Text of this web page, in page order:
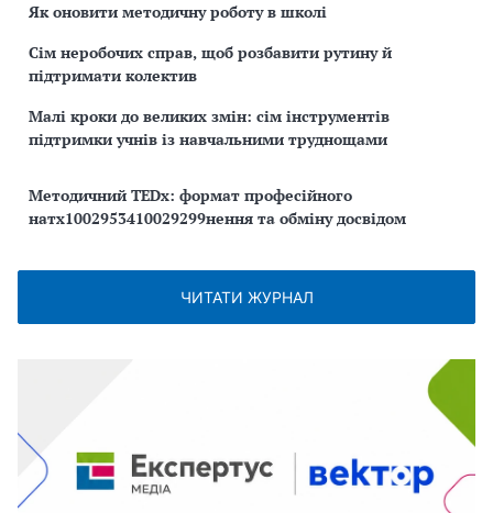
Як оновити методичну роботу в школі
Сім неробочих справ, щоб розбавити рутину й
підтримати колектив
Малі кроки до великих змін: сім інструментів
підтримки учнів із навчальними труднощами
Методичний TEDx: формат професійного
натх1002953410029299нення та обміну досвідом
ЧИТАТИ ЖУРНАЛ